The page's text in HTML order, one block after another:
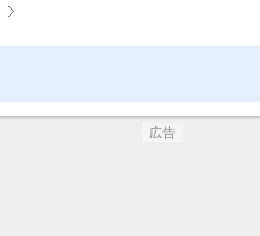
広告